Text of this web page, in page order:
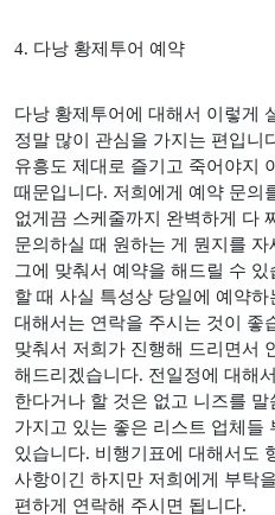
4. 다낭 황제투어 예약
다낭 황제투어에 대해서 이렇게
정말 많이 관심을 가지는 편입니
유흥도 제대로 즐기고 죽어야지
때문입니다. 저희에게 예약 문의
없게끔 스케줄까지 완벽하게 다
문의하실 때 원하는 게 뭔지를
그에 맞춰서 예약을 해드릴 수 있
할 때 사실 특성상 당일에 예약하
대해서는 연락을 주시는 것이 좋
맞춰서 저희가 진행해 드리면서
해드리겠습니다. 전일정에 대해
한다거나 할 것은 없고 니즈를
가지고 있는 좋은 리스트 업체들
있습니다. 비행기표에 대해서도
사항이긴 하지만 저희에게 부탁
편하게 연락해 주시면 됩니다.